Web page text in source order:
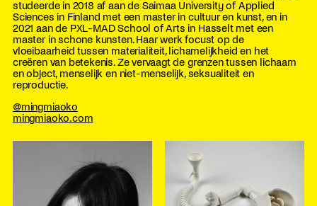
studeerde in 2018 af aan de Saimaa University of Applied
Sciences in Finland met een master in cultuur en kunst, en in
2021 aan de PXL-MAD School of Arts in Hasselt met een
master in schone kunsten. Haar werk focust op de
vloeibaarheid tussen materialiteit, lichamelijkheid en het
creëren van betekenis. Ze vervaagt de grenzen tussen lichaam
en object, menselijk en niet-menselijk, seksualiteit en
reproductie.
@mingmiaoko
mingmiaoko.com